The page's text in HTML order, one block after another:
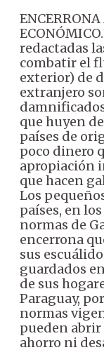
redactadas
combatir el
exterior) de
extranjero
que huyen
países de
poco dinero
apropiación
que hacen
Los
países, en
normas de
encerrona
sus
guardados
de sus
Paraguay,
normas
pueden
ahorro ni